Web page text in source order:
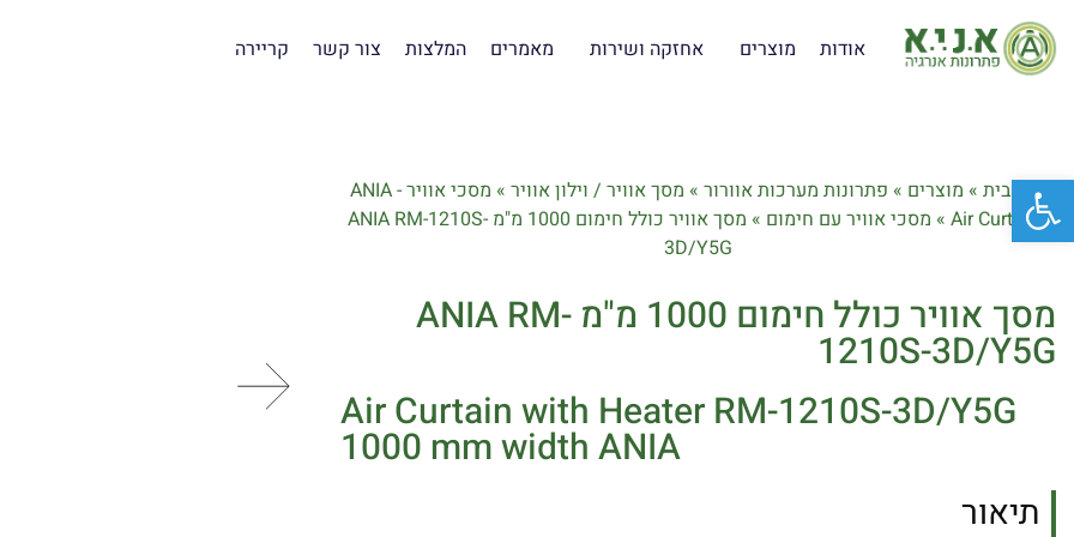
אודות מוצרים אחזקה ושירות מאמרים המלצות צור קשר קריירה
דף הבית » מוצרים » פתרונות מערכות אוורור » מסך אוויר / וילון אוויר »
מסכי אוויר ANIA -
Air Curtains
» מסכי אוויר עם חימום »
מסך אוויר כולל חימום 1000 מ"מ ANIA RM-1210S-
3D/Y5G
מסך אוויר כולל חימום 1000 מ"מ ANIA RM-
1210S-3D/Y5G
Air Curtain with Heater RM-1210S-3D/Y5G
1000 mm width ANIA
תיאור
פתח סרגל נגישות